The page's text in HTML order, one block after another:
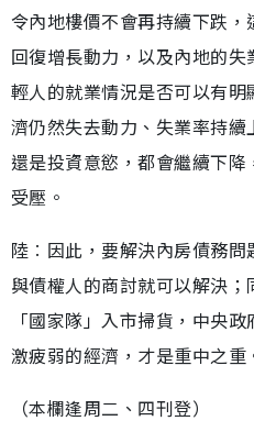
令內地樓價不會再持續下跌
回復增長動力，以及內地的
輕人的就業情況是否可以有
濟仍然失去動力、失業率持
還是投資意慾，都會繼續下
受壓。
陸︰因此，要解決內房債務
與債權人的商討就可以解決
「國家隊」入市掃貨，中央
激疲弱的經濟，才是重中之重
（本欄逢周二、四刊登）